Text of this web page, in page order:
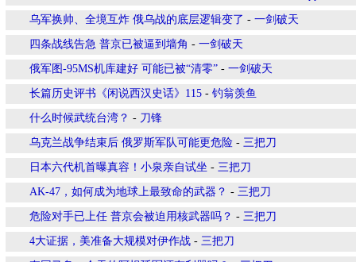
乌军换帅、全境互炸 俄乌战的底层逻辑变了 - 一剑破天
四条战线告急 普京已被逼到墙角 - 一剑破天
俄军图-95MS机库建好 可能已被“清零” - 一剑破天
长篇历史评书《闲说西汉史话》115 - 钓翁羡鱼
什么时候武统台湾？ - 刀锋
乌克兰战争结束后 俄罗斯军队可能更危险 - 三把刀
日本六代机首曝真容！小泉亲自试坐 - 三把刀
AK-47，如何成为地球上最致命的武器？ - 三把刀
危险对手已上任 普京会被迫用核武器吗？ - 三把刀
4大证据，美准备大规模对伊作战 - 三把刀